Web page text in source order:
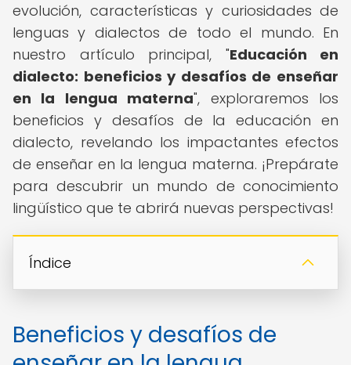
evolución, características y curiosidades de
lenguas y dialectos de todo el mundo. En
nuestro artículo principal, "Educación en
dialecto: beneficios y desafíos de enseñar
en la lengua materna", exploraremos los
beneficios y desafíos de la educación en
dialecto, revelando los impactantes efectos
de enseñar en la lengua materna. ¡Prepárate
para descubrir un mundo de conocimiento
lingüístico que te abrirá nuevas perspectivas!
Índice
Beneficios y desafíos de